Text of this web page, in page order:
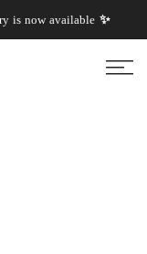
انتقل
إلى
المحتوى
✨ Shop now, get it today!
is now available!